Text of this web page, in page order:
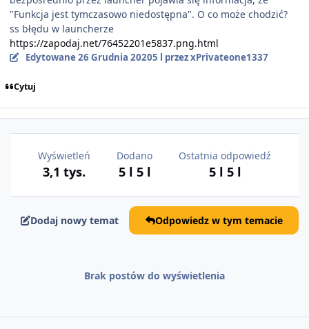
"Funkcja jest tymczasowo niedostępna". O co może chodzić?
ss błędu w launcherze
https://zapodaj.net/76452201e5837.png.html
Edytowane26 Grudnia 20205 l przez xPrivateone1337
Cytuj
Wyświetleń
3,1 tys.
Dodano
5 l 5 l
Ostatnia odpowiedź
5 l 5 l
Dodaj nowy temat Odpowiedz w tym temacie
Brak postów do wyświetlenia